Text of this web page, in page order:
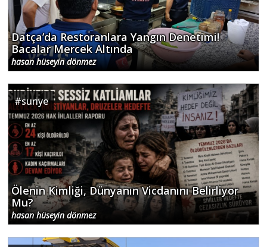
Datça’da Restoranlara Yangın Denetimi!
Bacalar Mercek Altında
hasan hüseyin dönmez
#suriye
Ölenin Kimliği, Dünyanın Vicdanını Belirliyor
Mu?
hasan hüseyin dönmez